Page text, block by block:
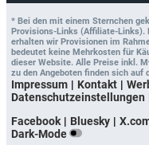
* Bei den mit einem Sternchen
Provisions-Links (Affiliate-Links).
erhalten wir Provisionen im
bedeutet keine Mehrkosten für
dieser Website. Alle Preise inkl.
zu den Angeboten finden sich auf
Impressum Kontakt
Datenschutzeinstellungen
Facebook
Bluesky
Dark-Mode